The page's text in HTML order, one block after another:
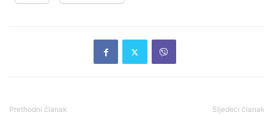
Prethodni članak Sljedeći članak